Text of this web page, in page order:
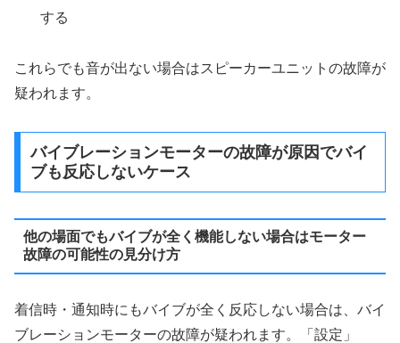
する
これらでも音が出ない場合はスピーカーユニットの故障が
疑われます。
バイブレーションモーターの故障が原因でバイ
ブも反応しないケース
他の場面でもバイブが全く機能しない場合はモーター
故障の可能性の見分け方
着信時・通知時にもバイブが全く反応しない場合は、バイ
ブレーションモーターの故障が疑われます。「設定」